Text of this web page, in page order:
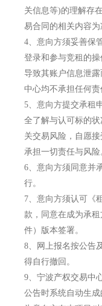
关信息等)的理解存
易合同的相关内容为
4、 意向方须妥善保
登录和参与竞租的
导致其账户信息泄
中心均不承担任何责
5、 意向方提交承租
全了解与认可标的
关交易风险，自愿
承担一切责任与风险
6、 意向方须同意并
行。
7、 意向方须认可《
款，同意在成为承
件）版本签署。
8、
网上报名按公告
得自行撤回。
9、 宁波产权交易中
公告时系统自动生